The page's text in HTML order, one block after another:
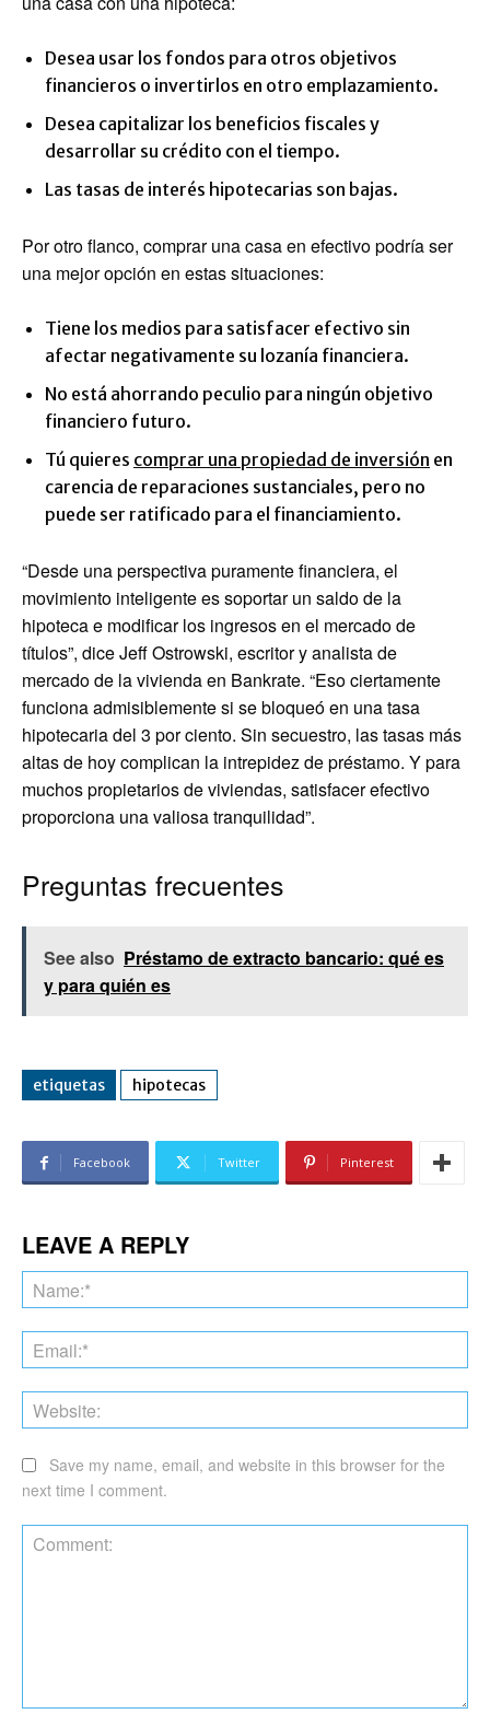
Desea usar los fondos para otros objetivos
financieros o invertirlos en otro emplazamiento.
Desea capitalizar los beneficios fiscales y
desarrollar su crédito con el tiempo.
Las tasas de interés hipotecarias son bajas.
Por otro flanco, comprar una casa en efectivo podría ser
una mejor opción en estas situaciones:
Tiene los medios para satisfacer efectivo sin
afectar negativamente su lozanía financiera.
No está ahorrando peculio para ningún objetivo
financiero futuro.
Tú quieres comprar una propiedad de inversión en
carencia de reparaciones sustanciales, pero no
puede ser ratificado para el financiamiento.
“Desde una perspectiva puramente financiera, el
movimiento inteligente es soportar un saldo de la
hipoteca e modificar los ingresos en el mercado de
títulos”, dice Jeff Ostrowski, escritor y analista de
mercado de la vivienda en Bankrate. “Eso ciertamente
funciona admisiblemente si se bloqueó en una tasa
hipotecaria del 3 por ciento. Sin secuestro, las tasas más
altas de hoy complican la intrepidez de préstamo. Y para
muchos propietarios de viviendas, satisfacer efectivo
proporciona una valiosa tranquilidad”.
Preguntas frecuentes
See also Préstamo de extracto bancario: qué es
y para quién es
etiquetas hipotecas
Facebook Twitter Pinterest
LEAVE A REPLY
Save my name, email, and website in this browser for the
next time I comment.